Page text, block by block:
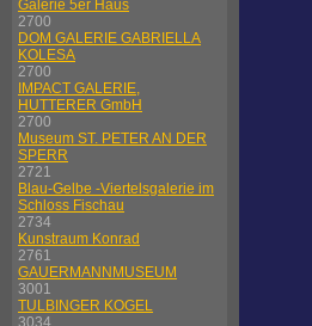
Galerie 5er Haus
2700
DOM GALERIE GABRIELLA
KOLESA
2700
IMPACT GALERIE,
HUTTERER GmbH
2700
Museum ST. PETER AN DER
SPERR
2721
Blau-Gelbe -Viertelsgalerie im
Schloss Fischau
2734
Kunstraum Konrad
2761
GAUERMANNMUSEUM
3001
TULBINGER KOGEL
3034